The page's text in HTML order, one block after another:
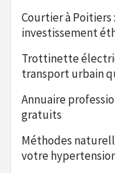
Courtier à
investissement
Trottinette
transport urbain
Annuaire
gratuits
Méthodes
votre